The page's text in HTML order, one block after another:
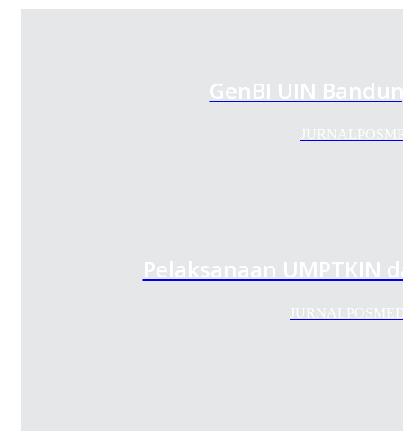
GenBI UIN
Pelaksanaan UMPTKIN